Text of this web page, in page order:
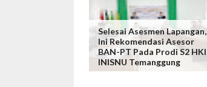
Selesai Asesmen Lapangan,
Ini Rekomendasi Asesor
BAN-PT Pada Prodi S2 HKI
INISNU Temanggung